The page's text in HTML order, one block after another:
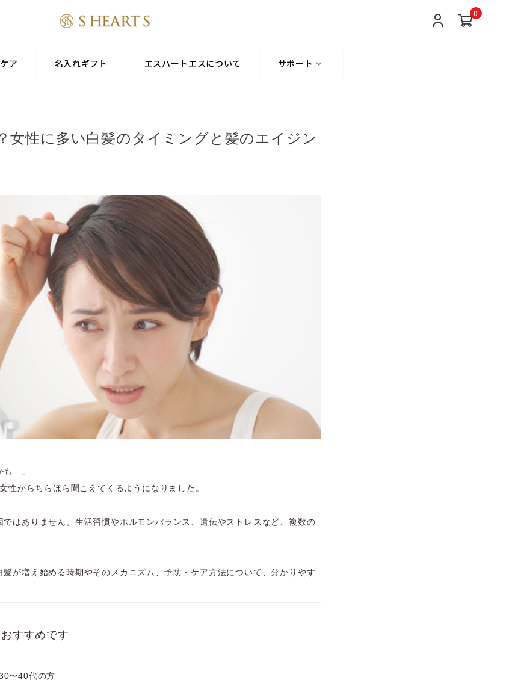
0
ア 名入れギフト エスハートエスについて サポート
女性に多い白髪のタイミングと髪のエイジン
も…」
性からちらほら聞こえてくるようになりました。
はありません。生活習慣やホルモンバランス、遺伝やストレスなど、複数の
髪が増え始める時期やそのメカニズム、予防・ケア方法について、分かりやす
すすめです
〜40代の方